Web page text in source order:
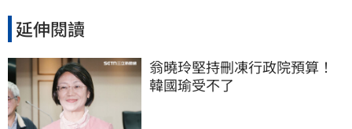
延伸閱讀
翁曉玲堅持刪凍行政院預算！
韓國瑜受不了